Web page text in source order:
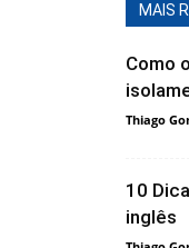
MAIS
Como
Thiago
10
inglês